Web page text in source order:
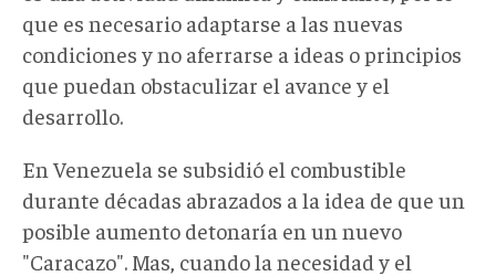
que es necesario adaptarse a las nuevas
condiciones y no aferrarse a ideas o principios
que puedan obstaculizar el avance y el
desarrollo.
En Venezuela se subsidió el combustible
durante décadas abrazados a la idea de que un
posible aumento detonaría en un nuevo
"Caracazo". Mas, cuando la necesidad y el